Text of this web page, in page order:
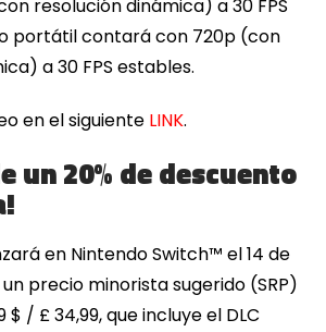
resolución dinámica) a 30 FPS
portátil contará con 720p (con
a 30 FPS estables.
en el siguiente LINK.
un 20% de descuento
en Nintendo Switch™ el 14 de
precio minorista sugerido (SRP)
$ / £ 34,99, que incluye el DLC